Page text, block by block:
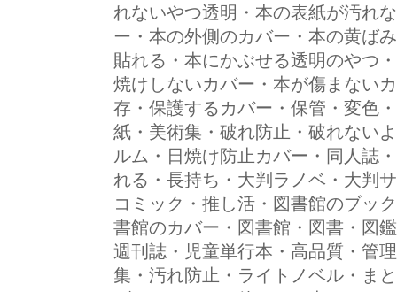
れないやつ透明・本の表紙が汚れ
ー・本の外側のカバー・本の黄ば
貼れる・本にかぶせる透明のやつ
焼けしないカバー・本が傷まない
存・保護するカバー・保管・変色
紙・美術集・破れ防止・破れない
ルム・日焼け防止カバー・同人誌
れる・長持ち・大判ラノベ・大判
コミック・推し活・図書館のブッ
書館のカバー・図書館・図書・図
週刊誌・児童単行本・高品質・管
集・汚れ防止・ライトノベル・ま